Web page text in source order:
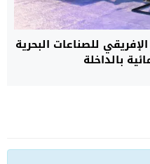
للصناعات البحرية
بالداخلة